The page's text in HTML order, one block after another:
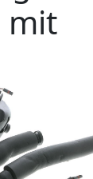
mit